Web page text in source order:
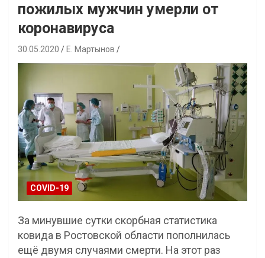
пожилых мужчин умерли от
коронавируса
30.05.2020 Е. Мартынов
COVID-19
За минувшие сутки скорбная статистика
ковида в Ростовской области пополнилась
ещё двумя случаями смерти. На этот раз